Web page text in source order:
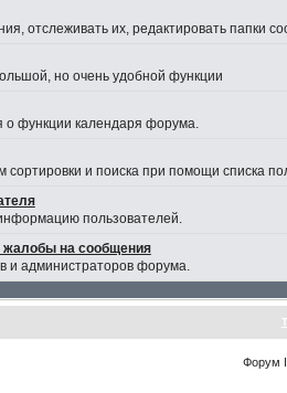
отслеживать их, редактировать папки
но очень удобной функции
функции календаря форума.
и поиска при помощи списка
пользователей.
на сообщения
и администраторов форума.
Форум